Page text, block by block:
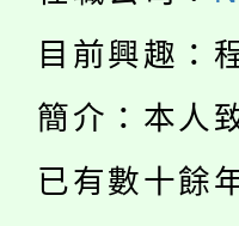
程，歡
心理、
系所師
會
學期銜
學籍
淨零綠
公告本
目前興趣：
簡介：本人
已有數十餘